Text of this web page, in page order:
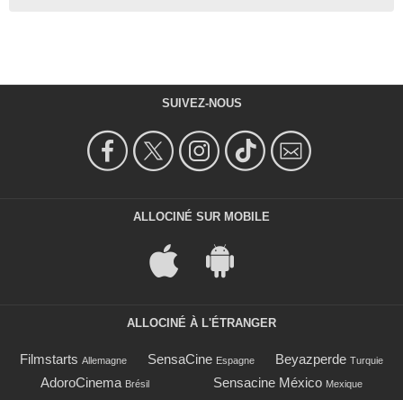
SUIVEZ-NOUS
ALLOCINÉ SUR MOBILE
ALLOCINÉ À L'ÉTRANGER
Filmstarts Allemagne SensaCine Espagne Beyazperde Turquie
AdoroCinema Brésil Sensacine México Mexique